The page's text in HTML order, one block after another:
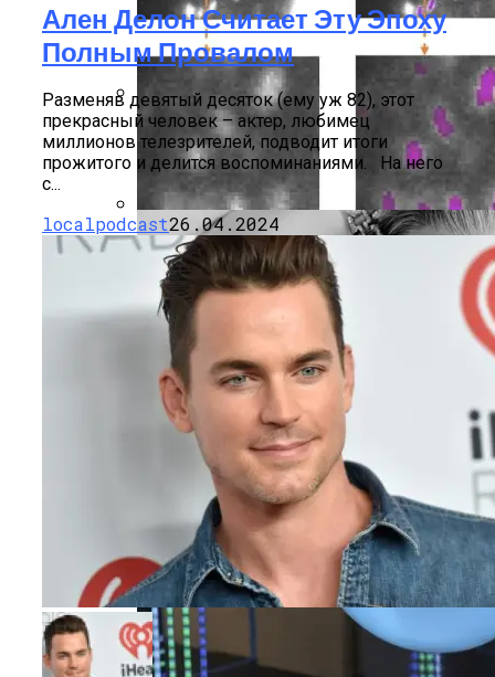
Марина Неёлова Госпитализирована,
Какая Причина Произошедшего
Звезды, Которые Трагически Погибли,
Стремясь К Вечной Молодости
Новое Программное Обеспечение С
Открытым Исходным Кодом Делает
Модели ИИ Легче И Экологичнее
Ален Делон Считает Эту Эпоху
Полным Провалом
Разменяв девятый десяток (ему уж 82), этот
прекрасный человек – актер, любимец
миллионов телезрителей, подводит итоги
прожитого и делится воспоминаниями. На него
с...
localpodcast26.04.2024